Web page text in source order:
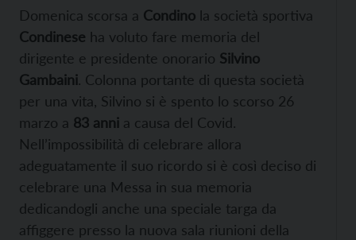
Domenica scorsa a Condino la società sportiva
Condinese ha voluto fare memoria del
dirigente e presidente onorario Silvino
Gambaini. Colonna portante di questa società
per una vita, Silvino si è spento lo scorso 26
marzo a 83 anni a causa del Covid.
Nell’impossibilità di celebrare allora
adeguatamente il suo ricordo si è così deciso di
celebrare una Messa in sua memoria
dedicandogli anche una speciale targa da
affiggere presso la nuova sala riunioni della